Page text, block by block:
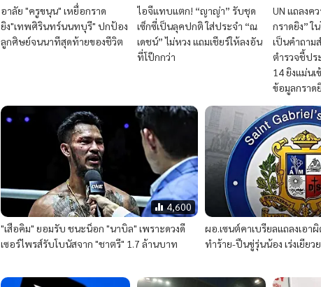
อาลัย "ครูขนุน" เหยื่อกราด
ยิง"เทพศิรินทร์นนทบุรี" ปกป้อง
ลูกศิษย์จนนาทีสุดท้ายของชีวิต
ไอจีแทบแตก! “ญาญ่า” รับชุด
เซ็กซี่เป็นลุคปกติ ใส่ประจำ “ณ
เดชน์” ไม่หวง แถมเชียร์ให้ลงอัน
ที่โป๊กกว่า
UN แถลงค
กราดยิง” ใ
เป็นคำถาม
ตำรวจชี้ปร
14 ยิงแม่น
ข้อมูลกราด
4,600
"เสือคิม" ยอมรับ ชนะน็อก "นาบิล" เพราะดวงดี
เซอร์ไพรส์รับโบนัสจาก "ชาตรี" 1.7 ล้านบาท
ผอ.เซนต์คาเบรียลแถลงเอ
ทำร้าย-ปืนขู่รุ่นน้อง เร่งเยียว